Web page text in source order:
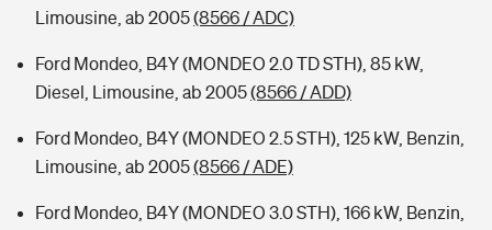
Limousine, ab 2005(8566 / ADC)
Ford Mondeo, B4Y (MONDEO 2.0 TD STH), 85 kW,
Diesel, Limousine, ab 2005(8566 / ADD)
Ford Mondeo, B4Y (MONDEO 2.5 STH), 125 kW, Benzin,
Limousine, ab 2005(8566 / ADE)
Ford Mondeo, B4Y (MONDEO 3.0 STH), 166 kW, Benzin,